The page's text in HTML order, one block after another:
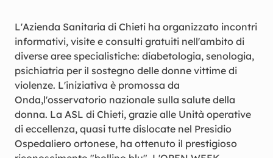
L'Azienda Sanitaria di Chieti ha organizzato incontri
informativi, visite e consulti gratuiti nell'ambito di
diverse aree specialistiche: diabetologia, senologia,
psichiatria per il sostegno delle donne vittime di
violenze. L'iniziativa è promossa da
Onda,l'osservatorio nazionale sulla salute della
donna. La ASL di Chieti, grazie alle Unità operative
di eccellenza, quasi tutte dislocate nel Presidio
Ospedaliero ortonese, ha ottenuto il prestigioso